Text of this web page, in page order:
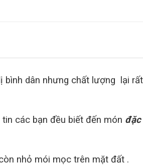
bình dân nhưng chất lượng lại rất
các bạn đều biết đến món đặc
nhỏ mói mọc trên mặt đất .